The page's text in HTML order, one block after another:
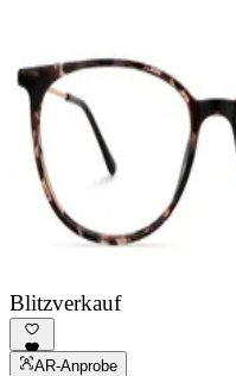
Blitzverkauf
AR-Anprobe